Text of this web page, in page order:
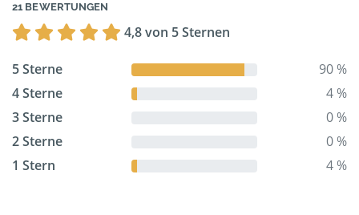
21 BEWERTUNGEN
4,8 von 5 Sternen
5 Sterne
90 %
4 Sterne
4 %
3 Sterne
0 %
2 Sterne
0 %
1 Stern
4 %